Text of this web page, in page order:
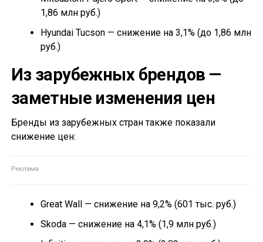
1,86 млн руб.)
Hyundai Tucson — снижение на 3,1% (до 1,86 млн
руб.)
Из зарубежных брендов —
заметные изменения цен
Бренды из зарубежных стран также показали
снижение цен:
Great Wall — снижение на 9,2% (601 тыс. руб.)
Skoda — снижение на 4,1% (1,9 млн руб.)